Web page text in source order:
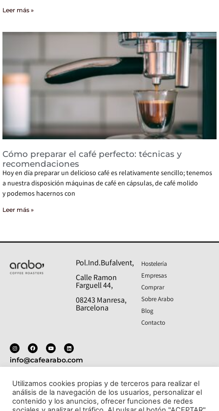
Leer más »
Cómo preparar el café perfecto: técnicas y
recomendaciones
Hoy en día preparar un delicioso café es relativamente sencillo; tenemos
a nuestra disposición máquinas de café en cápsulas, de café molido
y podemos hacernos con
Leer más »
Pol.Ind.Bufalvent,
Calle Ramon
Farguell 44,
08243 Manresa,
Barcelona
Hostelería
Empresas
Comprar
Sobre Arabo
Blog
Contacto
info@cafearabo.com
T: 938 27 38 76
Politica de privacidad- Aviso legal- Política de cookies
- Condiciones de compra y devoluciones
Utilizamos cookies propias y de terceros para realizar el
análisis de la navegación de los usuarios, personalizar el
contenido y los anuncios, ofrecer funciones de redes